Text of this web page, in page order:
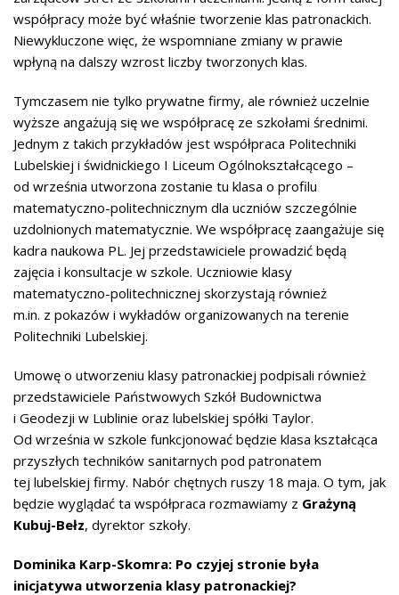
współpracy może być właśnie tworzenie klas patronackich.
Niewykluczone więc, że wspomniane zmiany w prawie
wpłyną na dalszy wzrost liczby tworzonych klas.
Tymczasem nie tylko prywatne firmy, ale również uczelnie
wyższe angażują się we współpracę ze szkołami średnimi.
Jednym z takich przykładów jest współpraca Politechniki
Lubelskiej i świdnickiego I Liceum Ogólnokształcącego –
od września utworzona zostanie tu klasa o profilu
matematyczno-politechnicznym dla uczniów szczególnie
uzdolnionych matematycznie. We współpracę zaangażuje się
kadra naukowa PL. Jej przedstawiciele prowadzić będą
zajęcia i konsultacje w szkole. Uczniowie klasy
matematyczno-politechnicznej skorzystają również
m.in. z pokazów i wykładów organizowanych na terenie
Politechniki Lubelskiej.
Umowę o utworzeniu klasy patronackiej podpisali również
przedstawiciele Państwowych Szkół Budownictwa
i Geodezji w Lublinie oraz lubelskiej spółki Taylor.
Od września w szkole funkcjonować będzie klasa kształcąca
przyszłych techników sanitarnych pod patronatem
tej lubelskiej firmy. Nabór chętnych ruszy 18 maja. O tym, jak
będzie wyglądać ta współpraca rozmawiamy z Grażyną
Kubuj-Bełz, dyrektor szkoły.
Dominika Karp-Skomra: Po czyjej stronie była
inicjatywa utworzenia klasy patronackiej?